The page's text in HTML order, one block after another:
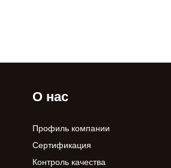
О нас
Профиль компании
Сертификация
Контроль качества